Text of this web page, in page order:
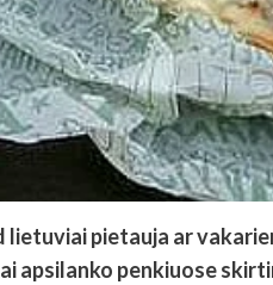
pietauja ar
apsilanko penkiuose